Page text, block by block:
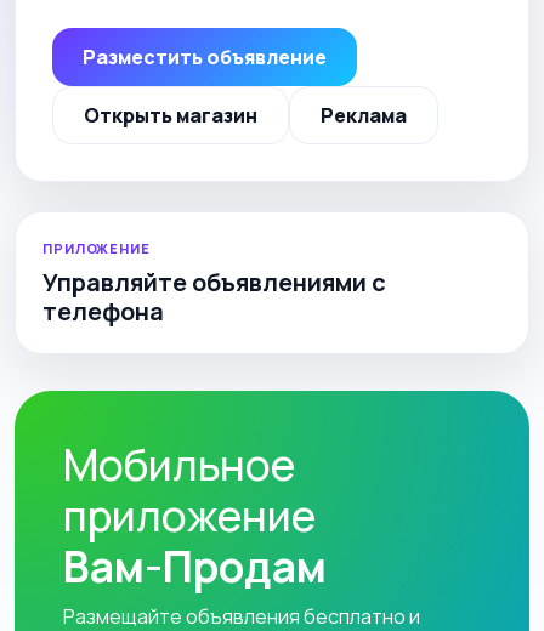
Разместить объявление
Открыть магазин Реклама
ПРИЛОЖЕНИЕ
Управляйте объявлениями с
телефона
Мобильное
приложение
Вам-Продам
Размещайте объявления бесплатно и